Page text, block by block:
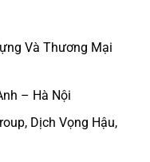
Và Thương Mại
– Hà Nội
Dịch Vọng Hậu,